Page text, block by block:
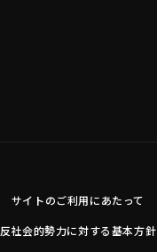
サイトのご利用にあたって
反社会的勢力に対する基本方針